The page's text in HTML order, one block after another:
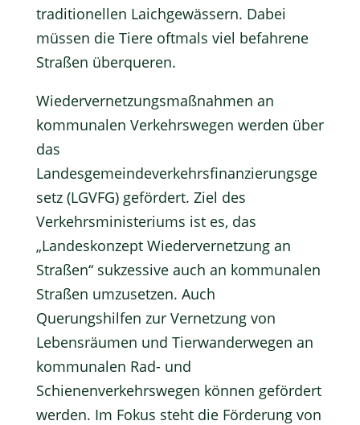
traditionellen Laichgewässern. Dabei
müssen die Tiere oftmals viel befahrene
Straßen überqueren.
Wiedervernetzungsmaßnahmen an
kommunalen Verkehrswegen werden über
das
Landesgemeindeverkehrsfinanzierungsge
setz (LGVFG) gefördert. Ziel des
Verkehrsministeriums ist es, das
„Landeskonzept Wiedervernetzung an
Straßen“ sukzessive auch an kommunalen
Straßen umzusetzen. Auch
Querungshilfen zur Vernetzung von
Lebensräumen und Tierwanderwegen an
kommunalen Rad- und
Schienenverkehrswegen können gefördert
werden. Im Fokus steht die Förderung von